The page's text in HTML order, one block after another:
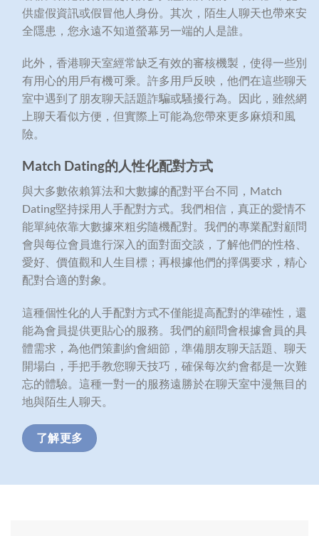
供虛假資訊或假冒他人身份。其次，陌生人聊天也帶來安
全隱患，您永遠不知道螢幕另一端的人是誰。
此外，香港聊天室經常缺乏有效的審核機製，使得一些別
有用心的用戶有機可乘。許多用戶反映，他們在這些聊天
室中遇到了朋友聊天話題詐騙或騷擾行為。因此，雖然網
上聊天看似方便，但實際上可能為您帶來更多麻煩和風
險。
Match Dating的人性化配對方式
與大多數依賴算法和大數據的配對平台不同，Match
Dating堅持採用人手配對方式。我們相信，真正的愛情不
能單純依靠大數據來粗劣隨機配對。我們的專業配對顧問
會與每位會員進行深入的面對面交談，了解他們的性格、
愛好、價值觀和人生目標；再根據他們的擇偶要求，精心
配對合適的對象。
這種個性化的人手配對方式不僅能提高配對的準確性，還
能為會員提供更貼心的服務。我們的顧問會根據會員的具
體需求，為他們策劃約會細節，準備朋友聊天話題、聊天
開場白，手把手教您聊天技巧，確保每次約會都是一次難
忘的體驗。這種一對一的服務遠勝於在聊天室中漫無目的
地與陌生人聊天。
了解更多